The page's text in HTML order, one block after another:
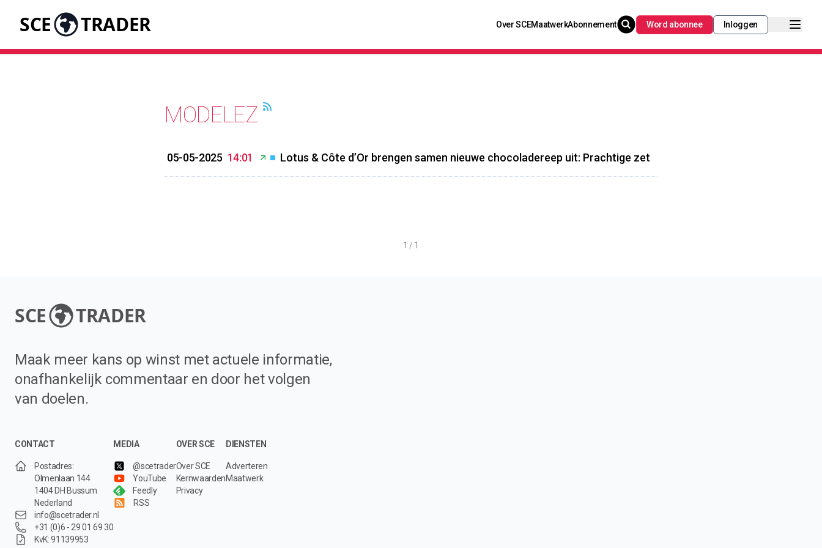
SCE TRADER Over SCEMaatwerkAbonnement Word abonnee Inloggen
MODELEZ
05-05-2025 14:01 Lotus & Côte d’Or brengen samen nieuwe chocoladereep uit: Prachtige zet
1 / 1
SCE TRADER
Maak meer kans op winst met actuele informatie,
onafhankelijk commentaar en door het volgen
van doelen.
CONTACT
Postadres:
Olmenlaan 144
1404 DH Bussum
Nederland
info@scetrader.nl
+31 (0)6 - 29 01 69 30
KvK: 91139953
MEDIA
@scetrader
YouTube
Feedly
RSS
OVER SCE
Over SCE
Kernwaarden
Privacy
DIENSTEN
Adverteren
Maatwerk